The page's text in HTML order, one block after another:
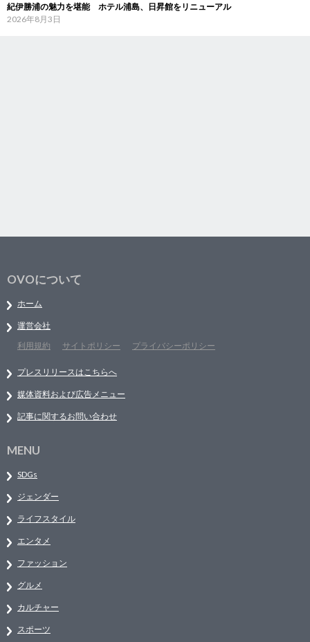
紀伊勝浦の魅力を堪能 ホテル浦島、日昇館をリニューアル
2026年8月3日
OVOについて
ホーム
運営会社
利用規約
サイトポリシー プライバシーポリシー
プレスリリースはこちらへ
媒体資料および広告メニュー
記事に関するお問い合わせ
MENU
SDGs
ジェンダー
ライフスタイル
エンタメ
ファッション
グルメ
カルチャー
スポーツ